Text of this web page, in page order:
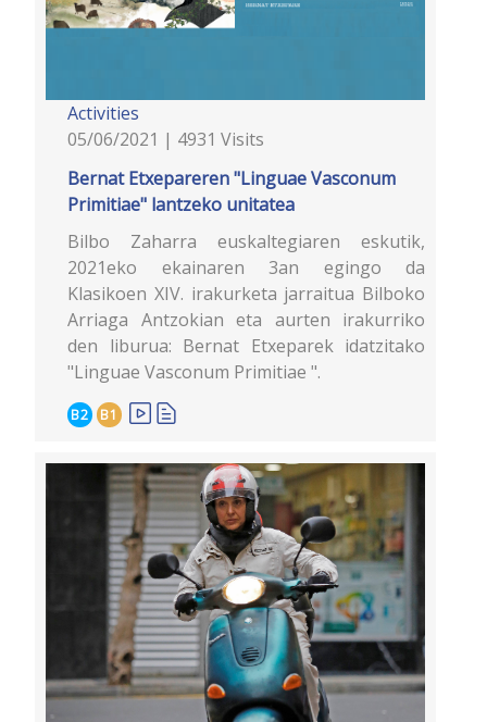
Activities
05/06/2021 | 4931 Visits
Bernat Etxepareren "Linguae Vasconum
Primitiae" lantzeko unitatea
Bilbo Zaharra euskaltegiaren eskutik,
2021eko ekainaren 3an egingo da
Klasikoen XIV. irakurketa jarraitua Bilboko
Arriaga Antzokian eta aurten irakurriko
den liburua: Bernat Etxeparek idatzitako
"Linguae Vasconum Primitiae ".
B2 B1